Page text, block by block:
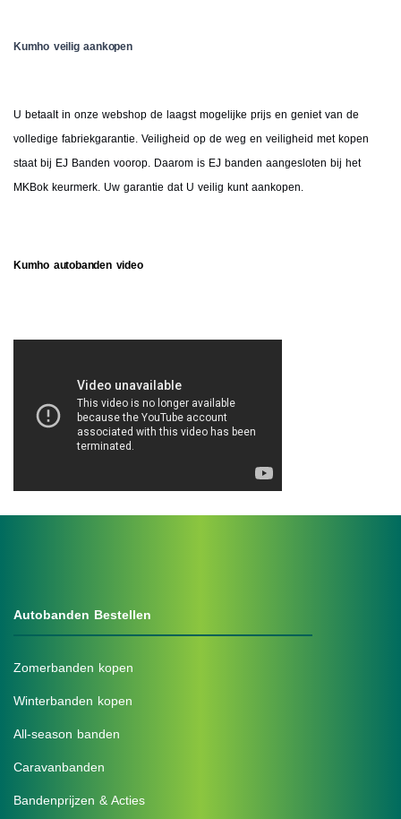
Kumho veilig aankopen
U betaalt in onze webshop de laagst mogelijke prijs en geniet van de
volledige fabriekgarantie. Veiligheid op de weg en veiligheid met kopen
staat bij EJ Banden voorop. Daarom is EJ banden aangesloten bij het
MKBok keurmerk. Uw garantie dat U veilig kunt aankopen.
Kumho autobanden video
Autobanden Bestellen
Zomerbanden kopen
Winterbanden kopen
All-season banden
Caravanbanden
Bandenprijzen & Acties